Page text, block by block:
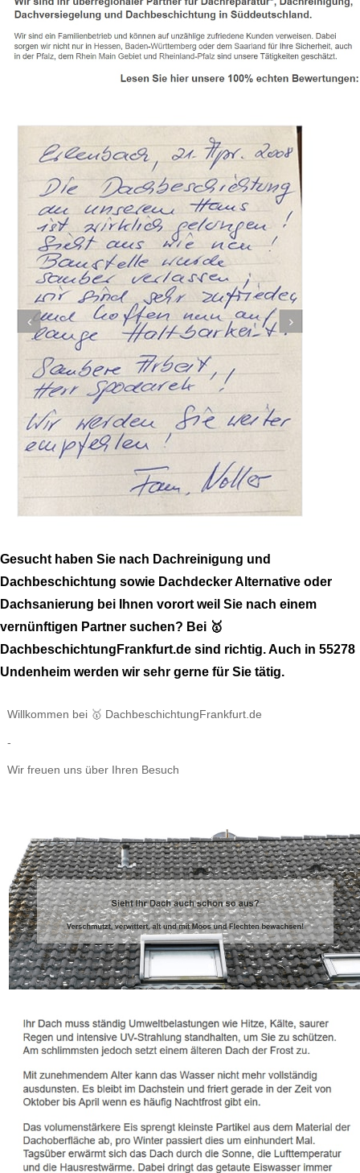
Gesucht haben Sie nach Dachreinigung und
Dachbeschichtung sowie Dachdecker Alternative oder
Dachsanierung bei Ihnen vorort weil Sie nach einem
vernünftigen Partner suchen? Bei 🥇
DachbeschichtungFrankfurt.de sind richtig. Auch in 55278
Undenheim werden wir sehr gerne für Sie tätig.
Willkommen bei 🥇 DachbeschichtungFrankfurt.de
-
Wir freuen uns über Ihren Besuch